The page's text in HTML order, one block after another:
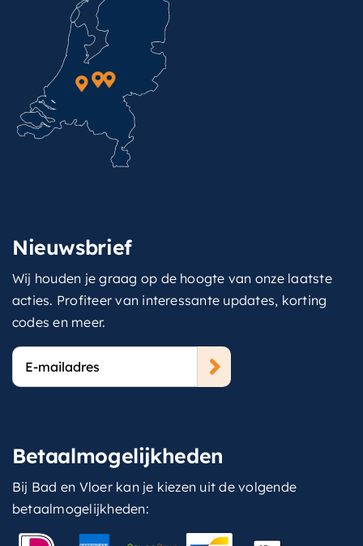
Nieuwsbrief
Wij houden je graag op de hoogte van onze laatste
acties. Profiteer van interessante updates, korting
codes en meer.
E-
mailadres
Betaalmogelijkheden
Bij Bad en Vloer kan je kiezen uit de volgende
betaalmogelijkheden: